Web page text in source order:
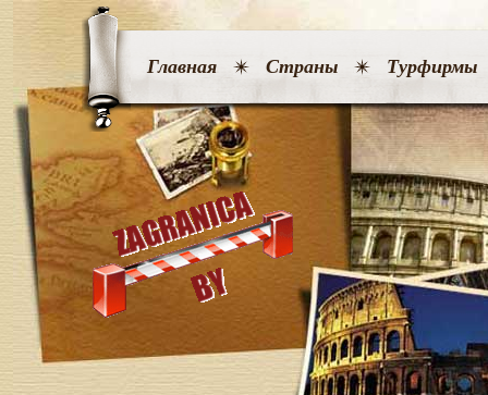
Главная Страны Турфирмы